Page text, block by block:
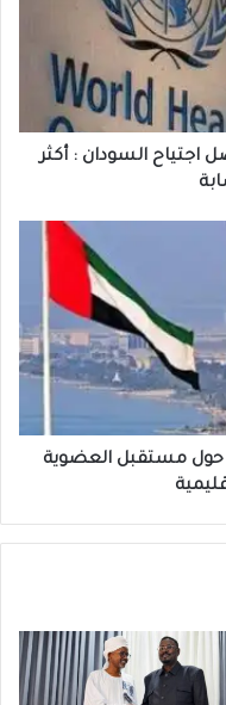
اجتياح السودان : أكثر
حول مستقبل العضوية